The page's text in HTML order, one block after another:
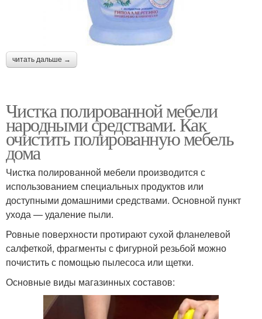
читать дальше →
Чистка полированной мебели
народными средствами. Как
очистить полированную мебель
дома
Чистка полированной мебели производится с
использованием специальных продуктов или
доступными домашними средствами. Основной пункт
ухода — удаление пыли.
Ровные поверхности протирают сухой фланелевой
салфеткой, фрагменты с фигурной резьбой можно
почистить с помощью пылесоса или щетки.
Основные виды магазинных составов: